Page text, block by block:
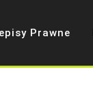
Prawne